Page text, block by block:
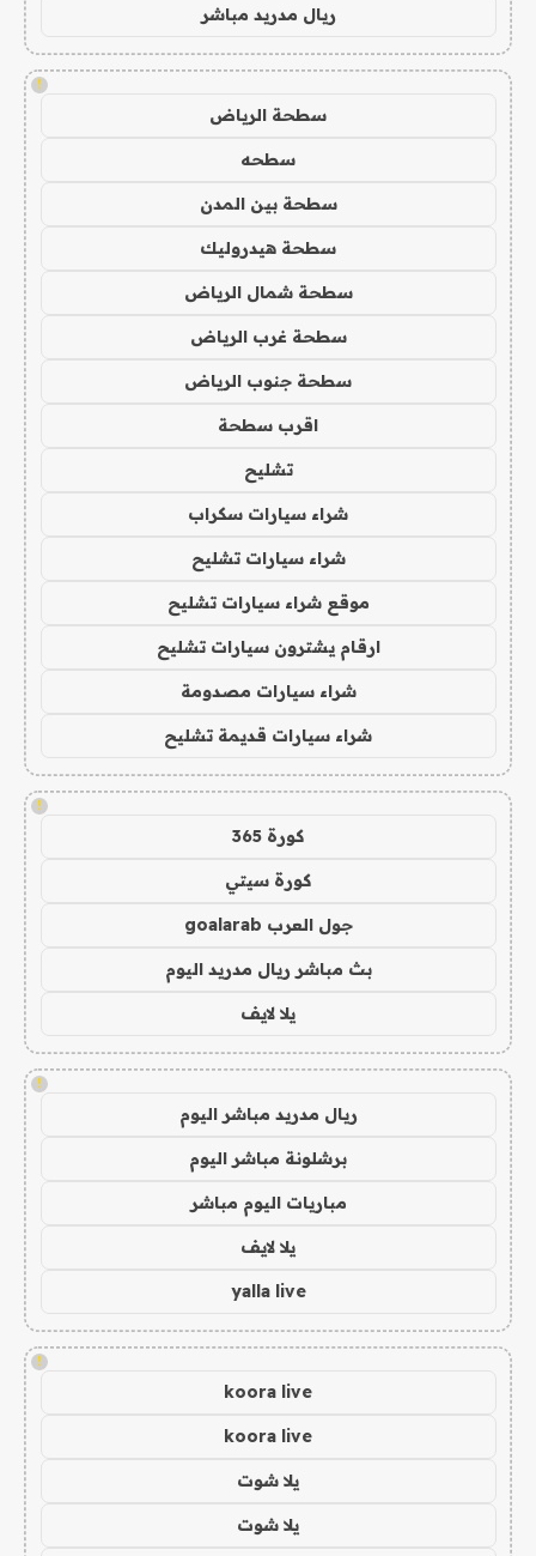
ريال مدريد مباشر
!
سطحة الرياض
سطحه
سطحة بين المدن
سطحة هيدروليك
سطحة شمال الرياض
سطحة غرب الرياض
سطحة جنوب الرياض
اقرب سطحة
تشليح
شراء سيارات سكراب
شراء سيارات تشليح
موقع شراء سيارات تشليح
ارقام يشترون سيارات تشليح
شراء سيارات مصدومة
شراء سيارات قديمة تشليح
!
كورة 365
كورة سيتي
جول العرب goalarab
بث مباشر ريال مدريد اليوم
يلا لايف
!
ريال مدريد مباشر اليوم
برشلونة مباشر اليوم
مباريات اليوم مباشر
يلا لايف
yalla live
!
koora live
koora live
يلا شوت
يلا شوت